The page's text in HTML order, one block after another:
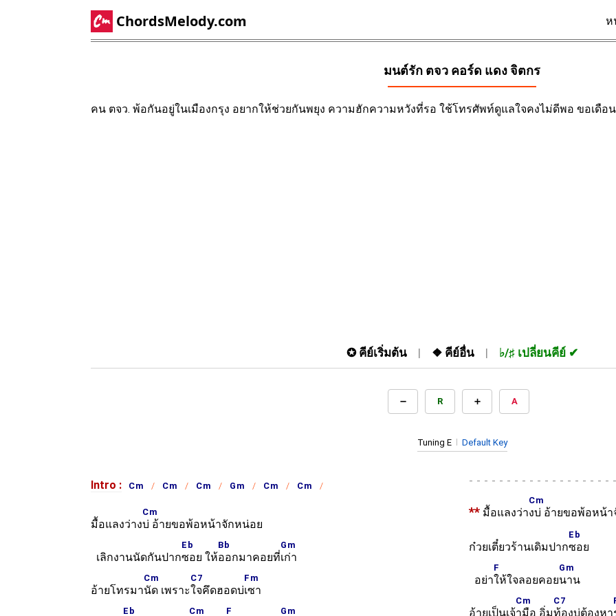
ChordsMelody.com ห
มนต์รัก ตจว คอร์ด แดง จิตกร
คน ตจว. พ้อกันอยู่ในเมืองกรุง อยากให้ช่วยกันพยุง ความฮักความหวังที่รอ ใช้โทรศัพท์ดูแลใจคงไม่ดีพอ ขอเดือ
✪ คีย์เริ่มต้น ❖ คีย์อื่น ♭/♯ เปลี่ยนคีย์
R A
Tuning E Default Key
Intro : Cm Cm Cm Gm Cm Cm
มื้อแลงว่าง
Cm
บ่ อ้ายขอพ้อหน้าจักหน่อย
เลิกงานนัดกันปาก
Eb
ซอย ให้
Bb
ออกมาคอยที่
Gm
เก่า
อ้ายโทรมา
Cm
นัด เพราะ
C7
ใจคึดฮอดบ่
Fm
เซา
Eb Cm F Gm
-
** มื้อแลงว่า
Cm
งบ่ อ้ายขอพ้อหน้
ก๋วยเตี๋ยวร้านเดิมปาก
Eb
ซอย
อย่า
F
ให้ใจลอยคอย
Gm
นาน
อ้ายเป็นเจ้
Cm
ามือ อิ่ม
C7
ท้องบ่ต้องหา